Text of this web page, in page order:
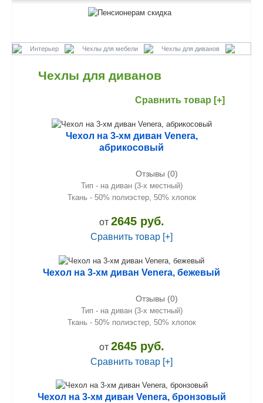
Интерьер Чехлы для мебели Чехлы для диванов
Чехлы для диванов
Сравнить товар [+]
Чехол на 3-хм диван Venera,
абрикосовый
Отзывы (0)
Тип - на диван (3-х местный)
Ткань - 50% полиэстер, 50% хлопок
от 2645 руб.
Сравнить товар [+]
Чехол на 3-хм диван Venera, бежевый
Отзывы (0)
Тип - на диван (3-х местный)
Ткань - 50% полиэстер, 50% хлопок
от 2645 руб.
Сравнить товар [+]
Чехол на 3-хм диван Venera, бронзовый